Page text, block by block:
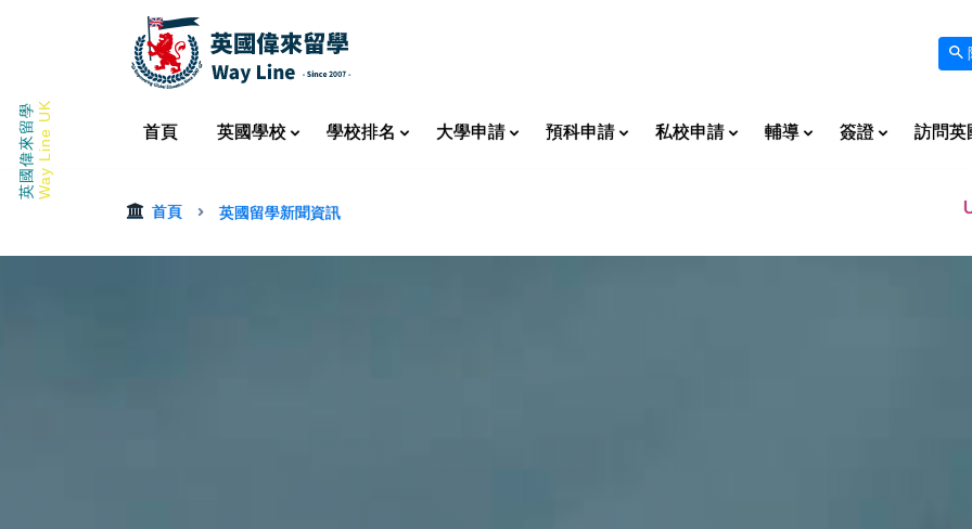
首頁 英國學校 學校排名 大學申請 預科申請 私校申請 輔導 簽證 訪問英
英國偉來留學Way Line UK
首頁 英國留學新聞資訊